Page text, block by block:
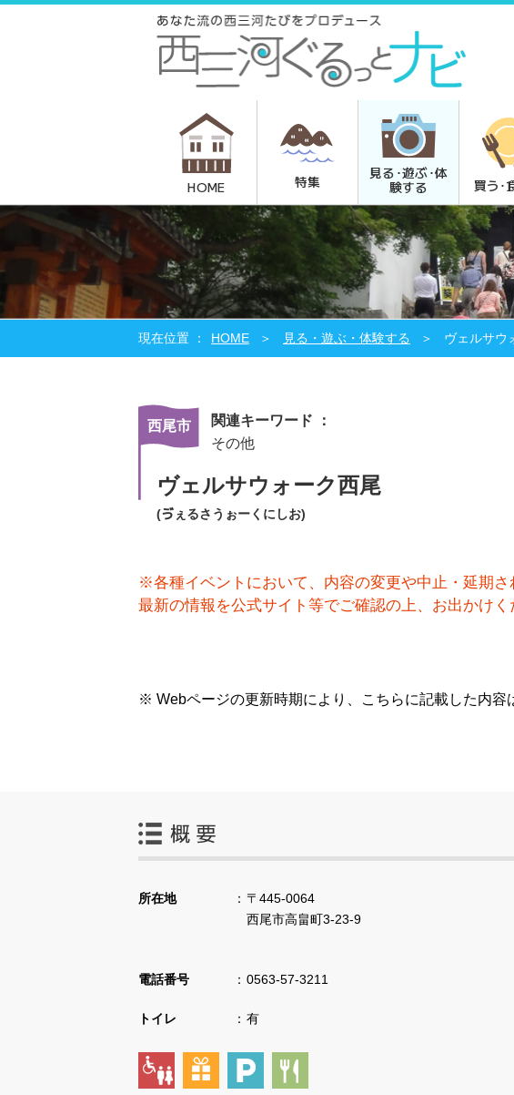
HOME 特集
見る･遊ぶ･体
験する
買う･
HOME 見る・遊ぶ・体験する ヴェルサウ
西尾市
関連キーワード ：
その他
ヴェルサウォーク西尾
(ゔぇるさうぉーくにしお)
※各種イベントにおいて、内容の変更や中止・延期さ
最新の情報を公式サイト等でご確認の上、お出かけく
※ Webページの更新時期により、こちらに記載した内容
所在地
〒445-0064
西尾市高畠町3-23-9
電話番号 0563-57-3211
トイレ 有